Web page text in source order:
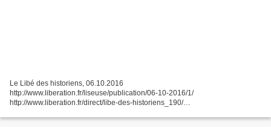
Le Libé des historiens, 06.10.2016
http://www.liberation.fr/liseuse/publication/06-10-2016/1/
http://www.liberation.fr/direct/libe-des-historiens_190/
du site du quotidien, 7...